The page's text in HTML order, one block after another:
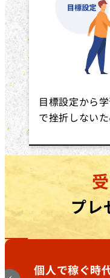
目標設定から
で挫折しない
プレ
個人で稼ぐ時